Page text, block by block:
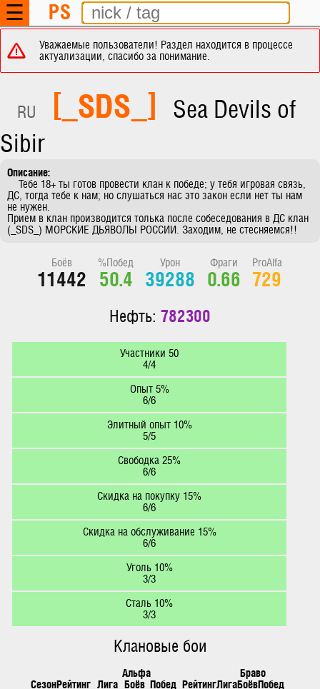
☰ PS
Уважаемые пользователи! Раздел находится в процессе
актуализации, спасибо за понимание.
RU [_SDS_]
Sea Devils of
Sibir
ДС, тогда тебе к нам; но слушаться нас это закон если нет ты нам
не нужен.
Прием в клан производится толька после собеседования в ДС клан
(_SDS_) МОРСКИЕ ДЬЯВОЛЫ РОССИИ. Заходим, не стесняемся!!
Боёв
11442
%Побед
50.4
Урон
39288
Фраги
0.66
ProAlfa
729
Нефть: 782300
Участники 50
4/4
Опыт 5%
6/6
Элитный опыт 10%
5/5
Свободка 25%
6/6
Скидка на покупку 15%
6/6
Скидка на обслуживание 15%
6/6
Уголь 10%
3/3
Сталь 10%
3/3
Клановые бои
Альфа Браво
СезонРейтинг Лига Боёв Побед РейтингЛигаБоёвПобед